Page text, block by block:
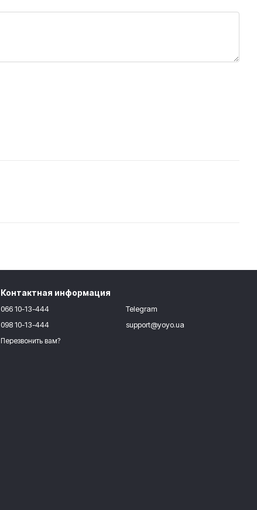
Контактная информация
066 10-13-444
098 10-13-444
Перезвонить вам?
Telegram
support@yoyo.ua